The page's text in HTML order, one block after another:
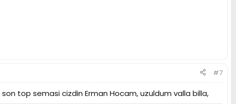
#7
top semasi cizdin Erman Hocam, uzuldum valla billa,